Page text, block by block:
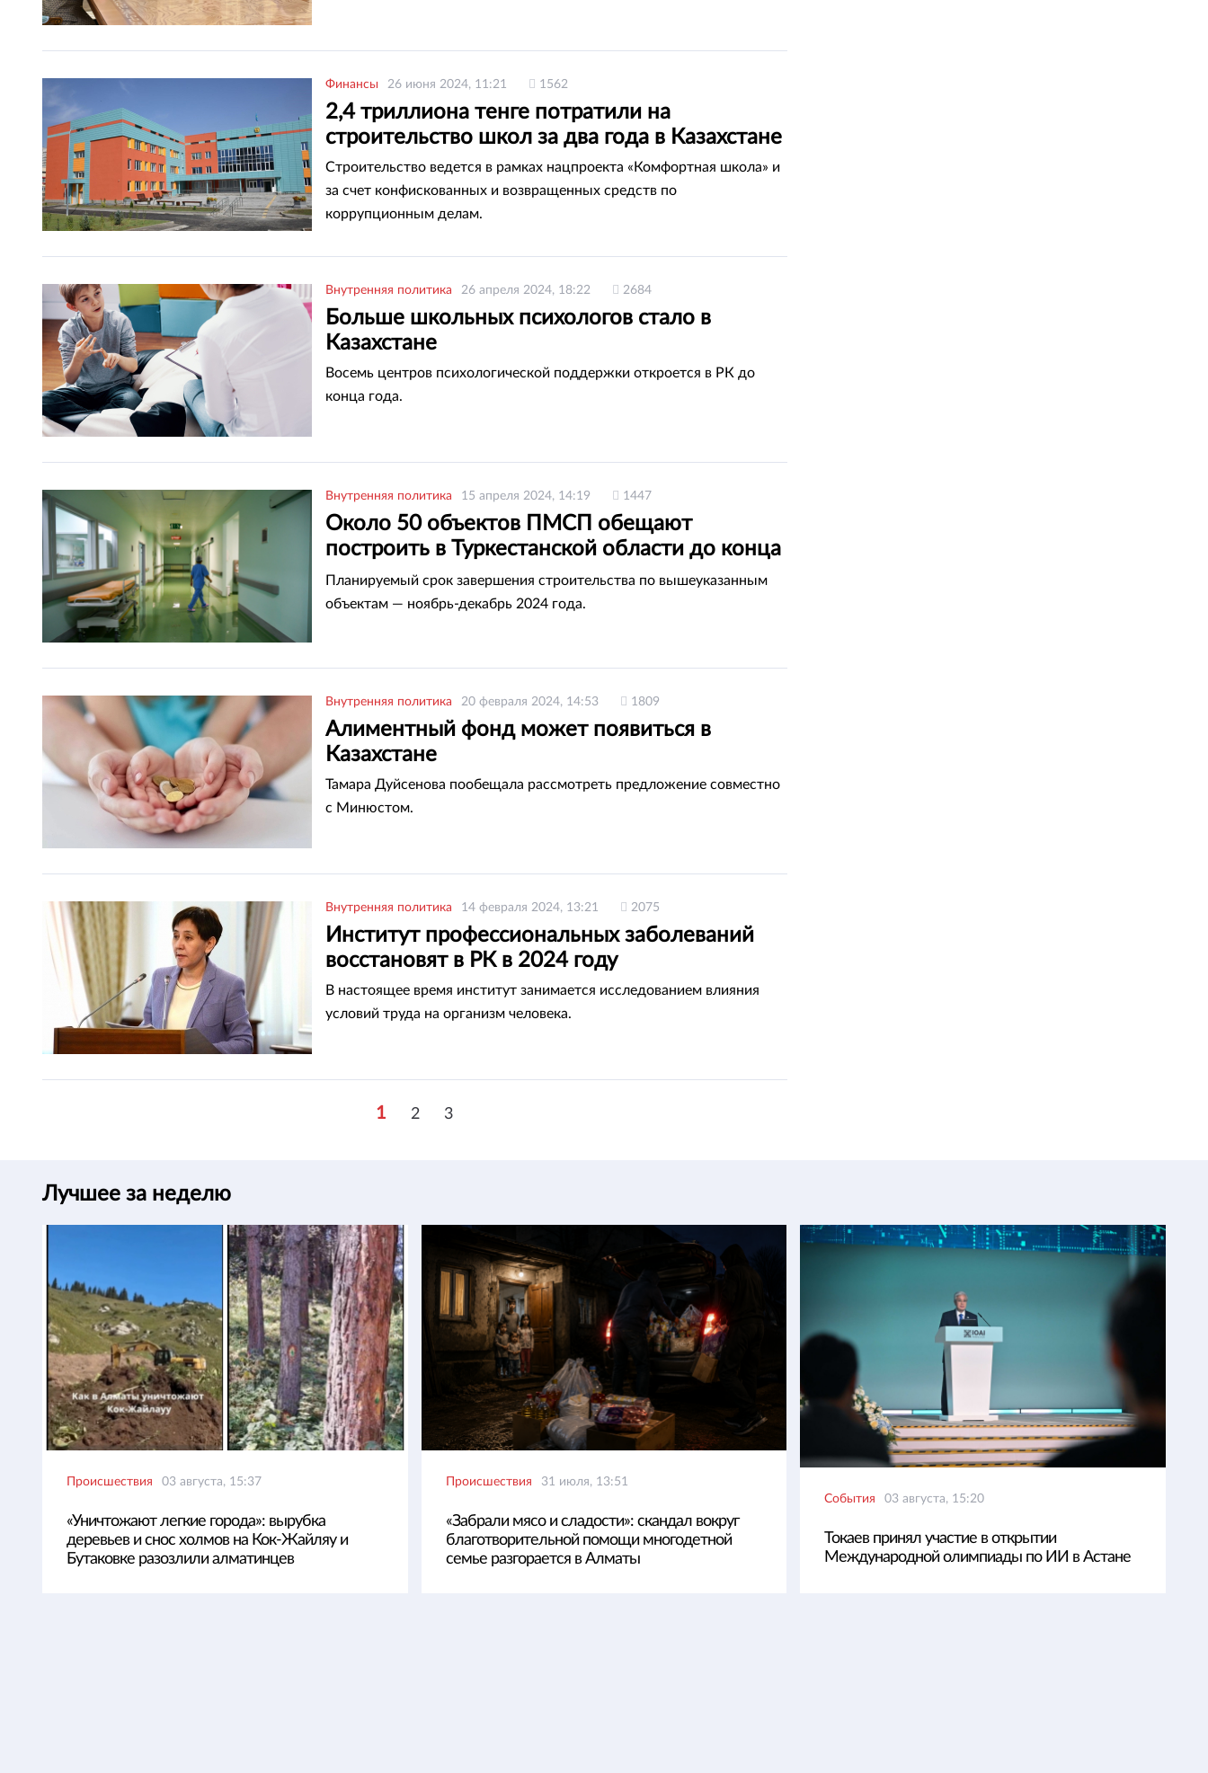
Финансы 26 июня 2024, 11:21 1562
2,4 триллиона тенге потратили на
строительство школ за два года в Казахстане
Строительство ведется в рамках нацпроекта «Комфортная школа» и
за счет конфискованных и возвращенных средств по
коррупционным делам.
Внутренняя политика 26 апреля 2024, 18:22 2684
Больше школьных психологов стало в
Казахстане
Восемь центров психологической поддержки откроется в РК до
конца года.
Внутренняя политика 15 апреля 2024, 14:19 1447
Около 50 объектов ПМСП обещают
построить в Туркестанской области до конца
года
Планируемый срок завершения строительства по вышеуказанным
объектам — ноябрь-декабрь 2024 года.
Внутренняя политика 20 февраля 2024, 14:53 1809
Алиментный фонд может появиться в
Казахстане
Тамара Дуйсенова пообещала рассмотреть предложение совместно
с Минюстом.
Внутренняя политика 14 февраля 2024, 13:21 2075
Институт профессиональных заболеваний
восстановят в РК в 2024 году
В настоящее время институт занимается исследованием влияния
условий труда на организм человека.
1 2 3
Лучшее за неделю
Происшествия 03 августа, 15:37
«Уничтожают легкие города»: вырубка
деревьев и снос холмов на Кок-Жайляу и
Бутаковке разозлили алматинцев
Происшествия 31 июля, 13:51
«Забрали мясо и сладости»: скандал вокруг
благотворительной помощи многодетной
семье разгорается в Алматы
События 03 августа, 15:20
Токаев принял участие в открытии
Международной олимпиады по ИИ в Астане